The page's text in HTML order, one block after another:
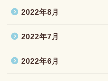
2022年8月
2022年7月
2022年6月